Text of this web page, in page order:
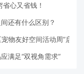
心又省钱！
还有什么区别？
物友好空间活动周”启动
满足“双视角需求”